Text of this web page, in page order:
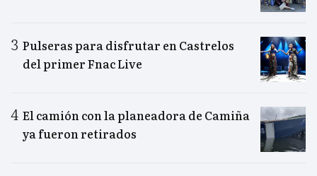
Pulseras para disfrutar en Castrelos
del primer Fnac Live
El camión con la planeadora de Camiña
ya fueron retirados